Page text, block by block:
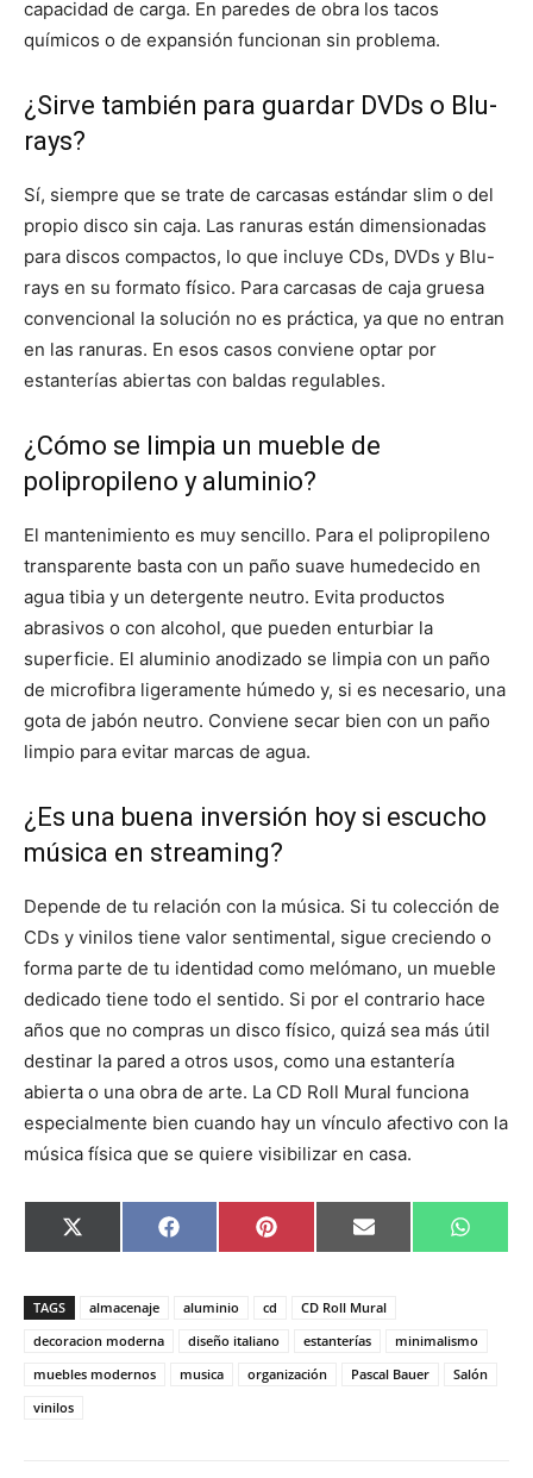
capacidad de carga. En paredes de obra los tacos
químicos o de expansión funcionan sin problema.
¿Sirve también para guardar DVDs o Blu-
rays?
Sí, siempre que se trate de carcasas estándar slim o del
propio disco sin caja. Las ranuras están dimensionadas
para discos compactos, lo que incluye CDs, DVDs y Blu-
rays en su formato físico. Para carcasas de caja gruesa
convencional la solución no es práctica, ya que no entran
en las ranuras. En esos casos conviene optar por
estanterías abiertas con baldas regulables.
¿Cómo se limpia un mueble de
polipropileno y aluminio?
El mantenimiento es muy sencillo. Para el polipropileno
transparente basta con un paño suave humedecido en
agua tibia y un detergente neutro. Evita productos
abrasivos o con alcohol, que pueden enturbiar la
superficie. El aluminio anodizado se limpia con un paño
de microfibra ligeramente húmedo y, si es necesario, una
gota de jabón neutro. Conviene secar bien con un paño
limpio para evitar marcas de agua.
¿Es una buena inversión hoy si escucho
música en streaming?
Depende de tu relación con la música. Si tu colección de
CDs y vinilos tiene valor sentimental, sigue creciendo o
forma parte de tu identidad como melómano, un mueble
dedicado tiene todo el sentido. Si por el contrario hace
años que no compras un disco físico, quizá sea más útil
destinar la pared a otros usos, como una estantería
abierta o una obra de arte. La CD Roll Mural funciona
especialmente bien cuando hay un vínculo afectivo con la
música física que se quiere visibilizar en casa.
C
o
a
t
r
X
(
t
r
C
o
a
r
F
a
b
o
C
o
a
t
r
P
i
e
e
t
C
o
a
r
E
m
l
C
o
t
r
W
h
p
TAGS almacenaje aluminio cd
CD Roll Mural
decoracion moderna
diseño italiano estanterías
minimalismo
muebles modernos
musica organización Pascal Bauer
Salón
vinilos